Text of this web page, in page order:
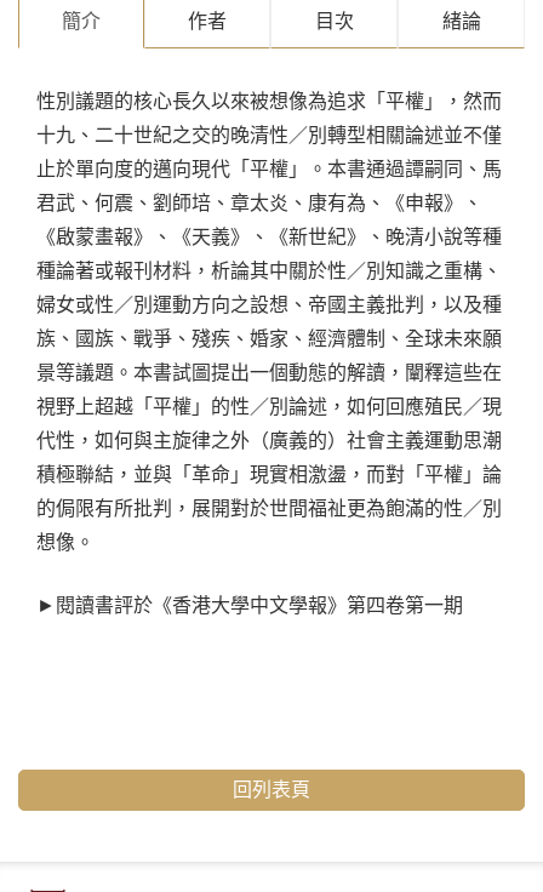
簡介 作者 目次 緒論
性別議題的核心長久以來被想像為追求「平權」，然而
十九、二十世紀之交的晚清性／別轉型相關論述並不僅
止於單向度的邁向現代「平權」。本書通過譚嗣同、馬
君武、何震、劉師培、章太炎、康有為、《申報》、
《啟蒙畫報》、《天義》、《新世紀》、晚清小說等種
種論著或報刊材料，析論其中關於性／別知識之重構、
婦女或性／別運動方向之設想、帝國主義批判，以及種
族、國族、戰爭、殘疾、婚家、經濟體制、全球未來願
景等議題。本書試圖提出一個動態的解讀，闡釋這些在
視野上超越「平權」的性／別論述，如何回應殖民／現
代性，如何與主旋律之外（廣義的）社會主義運動思潮
積極聯結，並與「革命」現實相激盪，而對「平權」論
的侷限有所批判，展開對於世間福祉更為飽滿的性／別
想像。
► 閱讀書評於《香港大學中文學報》第四卷第一期
回列表頁